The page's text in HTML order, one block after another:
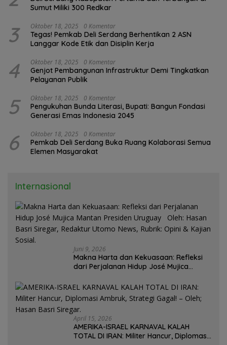
Sumut Miliki 300 Redkar
3 Oktober 18, 2025 0 Komentar
Tegas! Pemkab Deli Serdang Berhentikan 2 ASN
Langgar Kode Etik dan Disiplin Kerja
4 Oktober 18, 2025 0 Komentar
Genjot Pembangunan Infrastruktur Demi Tingkatkan
Pelayanan Publik
5 Oktober 18, 2025 0 Komentar
Pengukuhan Bunda Literasi, Bupati: Bangun Fondasi
Generasi Emas Indonesia 2045
6 Oktober 18, 2025 0 Komentar
Pemkab Deli Serdang Buka Ruang Kolaborasi Semua
Elemen Masyarakat
Internasional
Juni 9, 2026
Makna Harta dan Kekuasaan: Refleksi
dari Perjalanan Hidup José Mujica
Basri Siregar, Redaktur Utomo News,
Rubrik: Opini & Kajian Sosial.
April 15, 2026
AMERIKA-ISRAEL KARNAVAL KALAH
TOTAL DI IRAN: Militer Hancur, Diplomasi